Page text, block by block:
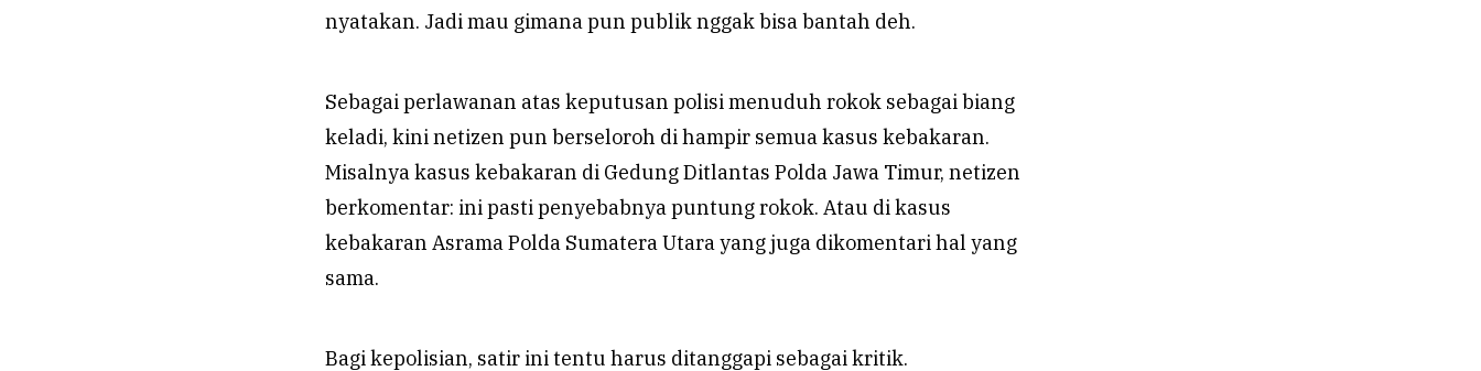
nyatakan. Jadi mau gimana pun publik nggak bisa bantah deh.
Sebagai perlawanan atas keputusan polisi menuduh rokok sebagai biang
keladi, kini netizen pun berseloroh di hampir semua kasus kebakaran.
Misalnya kasus kebakaran di Gedung Ditlantas Polda Jawa Timur, netizen
berkomentar: ini pasti penyebabnya puntung rokok. Atau di kasus
kebakaran Asrama Polda Sumatera Utara yang juga dikomentari hal yang
sama.
Bagi kepolisian, satir ini tentu harus ditanggapi sebagai kritik.